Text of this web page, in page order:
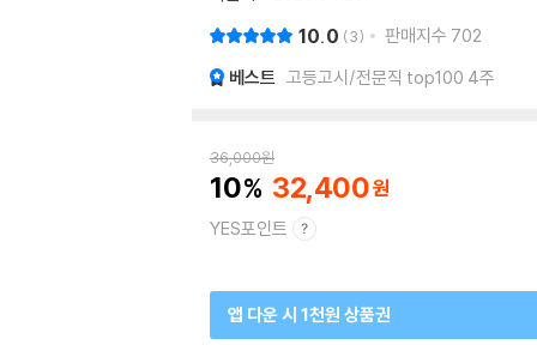
10.0 3 판매지수 702
베스트 고등고시/전문직 top100 4주
36,000원
10 32,400
YES포인트
앱 다운 시 1천원 상품권